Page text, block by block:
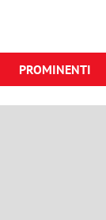
PROMINENTI